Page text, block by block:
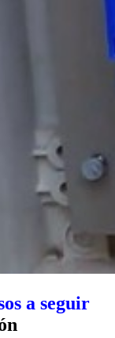
a seguir